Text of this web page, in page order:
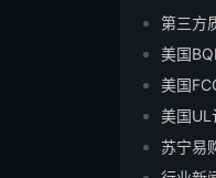
第三方
美国
美国
美国UL
苏宁易